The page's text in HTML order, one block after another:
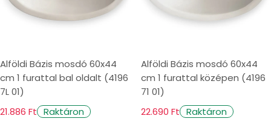
Alföldi Bázis mosdó 60x44
cm 1 furattal bal oldalt (4196
7L 01)
21.886 Ft Raktáron
Alföldi Bázis mosdó 60x44
cm 1 furattal középen (4196
71 01)
22.690 Ft Raktáron